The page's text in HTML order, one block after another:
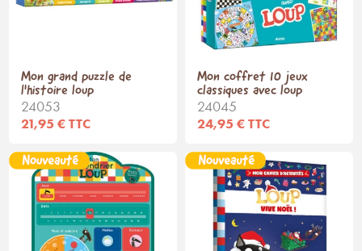
Mon grand puzzle de
l'histoire loup
24053
21,95 € TTC
Mon coffret 10 jeux
classiques avec loup
24045
24,95 € TTC